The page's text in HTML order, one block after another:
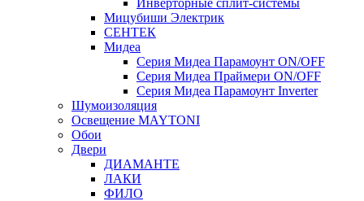
Инверторные сплит-системы
Мицубиши Электрик
СЕНТЕК
Мидеа
Серия Мидеа Парамоунт ON/OFF
Серия Мидеа Праймери ON/OFF
Серия Мидеа Парамоунт Inverter
Шумоизоляция
Освещение MAYTONI
Обои
Двери
ДИАМАНТЕ
ЛАКИ
ФИЛО